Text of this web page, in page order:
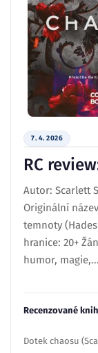
7. 4. 2026
RC
Autor: Scarlett
Originální
temnoty
hranice: 20+
humor, magie,...
Recenzované
Dotek chaosu